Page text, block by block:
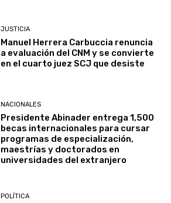
JUSTICIA
Manuel Herrera Carbuccia renuncia
a evaluación del CNM y se convierte
en el cuarto juez SCJ que desiste
NACIONALES
Presidente Abinader entrega 1,500
becas internacionales para cursar
programas de especialización,
maestrías y doctorados en
universidades del extranjero
POLÍTICA